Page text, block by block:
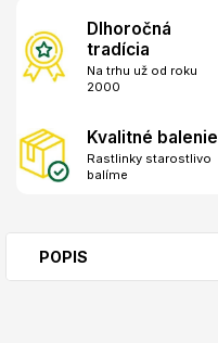
Dlhoročná
tradícia
Na trhu už od roku
2000
Kvalitné balenie
Rastlinky starostlivo
balíme
POPIS